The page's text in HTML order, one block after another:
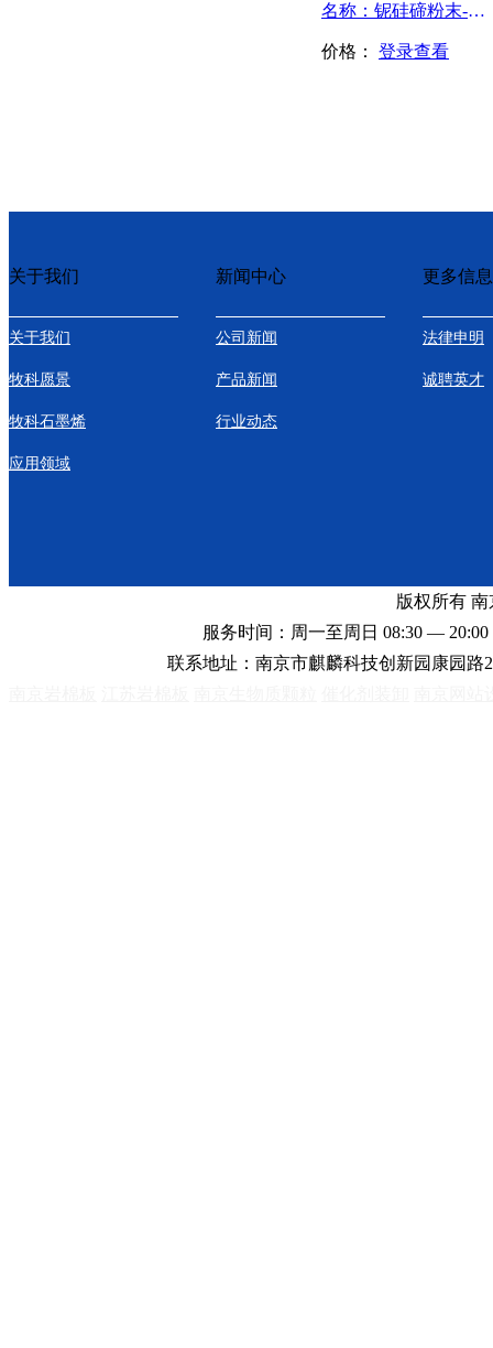
名称：铌硅碲粉末-Nb2SiTe4
价格： 登录查看
关于我们 新闻中心 更多信息
关于我们
牧科愿景
牧科石墨烯
应用领域
公司新闻
产品新闻
行业动态
法律申明
诚聘英才
版权所有
服务时间：周一至周日 08:30 —
联系地址：南京市麒麟科技创新园康园